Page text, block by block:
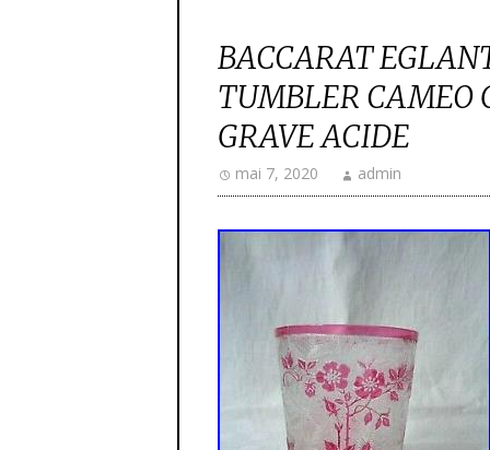
BACCARAT
TUMBLER CAMEO
GRAVE ACIDE
mai 7, 2020 admin